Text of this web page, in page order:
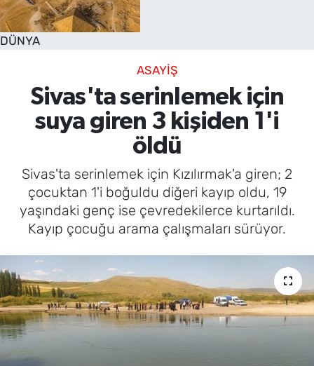
DÜNYA
ASAYİŞ
Sivas'ta serinlemek için
suya giren 3 kişiden 1'i
öldü
Sivas'ta serinlemek için Kızılırmak'a giren; 2
çocuktan 1'i boğuldu diğeri kayıp oldu, 19
yaşındaki genç ise çevredekilerce kurtarıldı.
Kayıp çocuğu arama çalışmaları sürüyor.